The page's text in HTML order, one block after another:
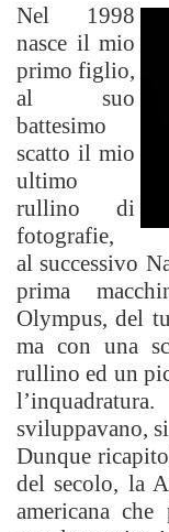
Nel 1998
nasce il mio
primo figlio,
al suo
battesimo
scatto il mio
ultimo
rullino di
fotografie,
al successivo
prima
Olympus, del
ma con una
rullino ed un
sviluppavano,
Dunque
del secolo, la
americana che